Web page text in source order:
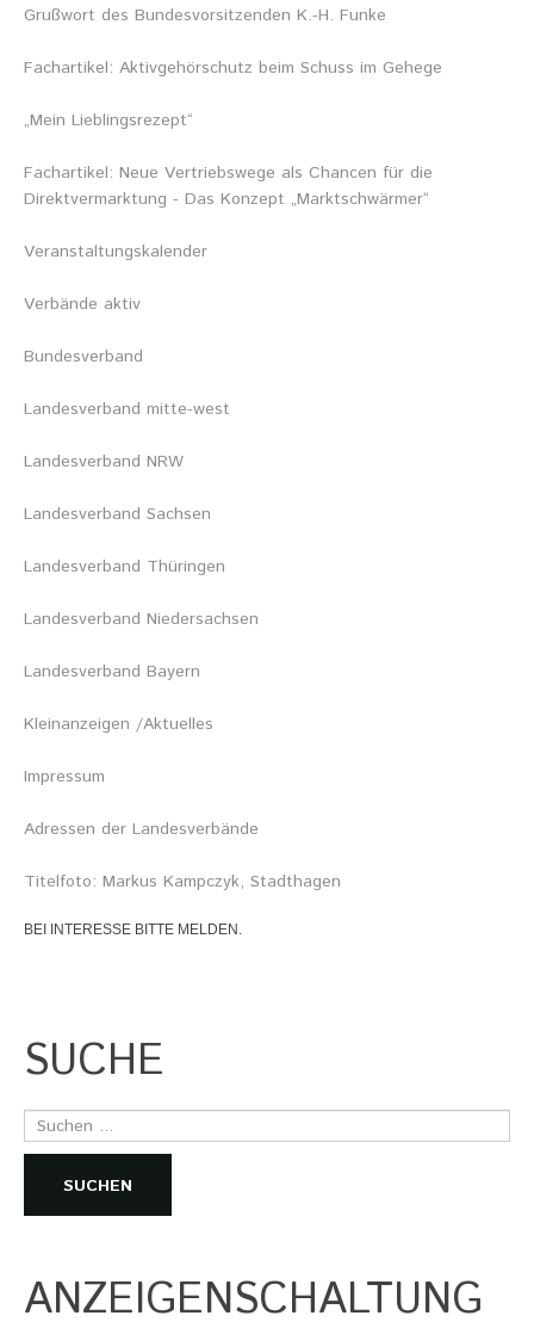
Grußwort des Bundesvorsitzenden K.-H. Funke
Fachartikel: Aktivgehörschutz beim Schuss im Gehege
„Mein Lieblingsrezept“
Fachartikel: Neue Vertriebswege als Chancen für die
Direktvermarktung - Das Konzept „Marktschwärmer“
Veranstaltungskalender
Verbände aktiv
Bundesverband
Landesverband mitte-west
Landesverband NRW
Landesverband Sachsen
Landesverband Thüringen
Landesverband Niedersachsen
Landesverband Bayern
Kleinanzeigen /Aktuelles
Impressum
Adressen der Landesverbände
Titelfoto: Markus Kampczyk, Stadthagen
BEI INTERESSE BITTE MELDEN.
SUCHE
Suchen
...
SUCHEN
ANZEIGENSCHALTUNG